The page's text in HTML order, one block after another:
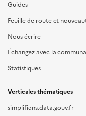
Guides
Feuille de route et
Nous écrire
Échangez avec la
Statistiques
Verticales thématiques
simplifions.data.gouv.fr